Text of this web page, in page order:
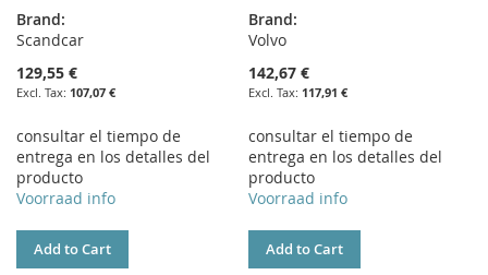
Brand:
Scandcar
129,55 €
107,07 €
consultar el tiempo de
entrega en los detalles del
producto
Voorraad info
Add to Cart
Brand:
Volvo
142,67 €
117,91 €
consultar el tiempo de
entrega en los detalles del
producto
Voorraad info
Add to Cart